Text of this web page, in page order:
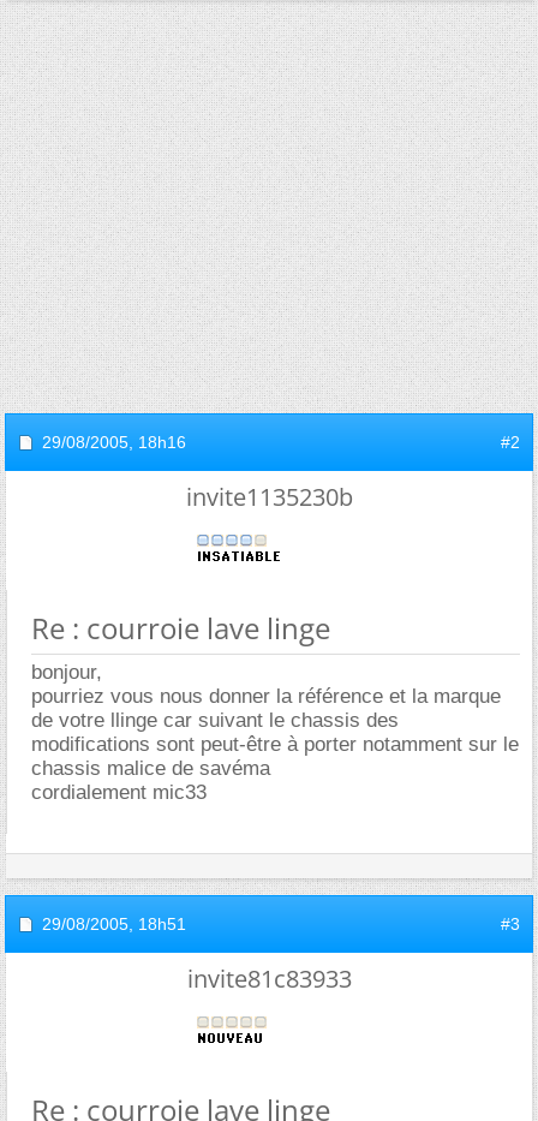
29/08/2005, 18h16 #2
invite1135230b
Re : courroie lave linge
bonjour,
pourriez vous nous donner la référence et la marque
de votre llinge car suivant le chassis des
modifications sont peut-être à porter notamment sur le
chassis malice de savéma
cordialement mic33
29/08/2005, 18h51 #3
invite81c83933
Re : courroie lave linge